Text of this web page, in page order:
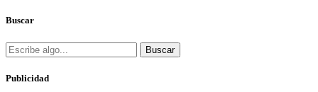
Buscar
Buscar
Publicidad